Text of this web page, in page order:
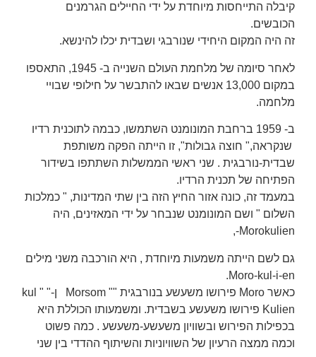
קיבלה התייחסות מיוחדת על ידי החיילים הגרמנים
הכובשים.
זה היה המקום היחידי שנורבגי ושבדית יכלו להינשא.
לאחר סיומה של מלחמת העולם השנייה ב- 1945, התאספו
במקום 13,000 אנשים שבאו להתבשר על חילופי שבויי
מלחמה.
ב- 1959 ברחבת המונומנט השתמשו, כבמה לתוכנית רדיו
שנקראה," חוצה גבולות", זו הייתה הפקה משותפת
שבדית-נורבגית . שני ראשי הממשלות השתתפו בשידור
הפתיחה של תכנית הרדיו.
במעמד זה, כונה אזור החיץ הזה בין שתי המדינות, " כמלכות
השלום " ושם המונומנט שנבחר על ידי המאזינים, היה
Morokulien-,
גם לשם הייתה משמעות מיוחדת , היא הורכבה משני מילים
Moro-kul-i-en.
כאשר Moro פירושו משעשע בנורבגית "" Morsom ן-" kul "
Kulien פירושו משעשע בשבדית. ומשמעותו הכוללת היא
בכפילות הפירוש ובשוויון משעשע-משעשע . כמה פשוט
וכמה ממצה הרעיון של השוויוניות והשיתוף ההדדי בין שני